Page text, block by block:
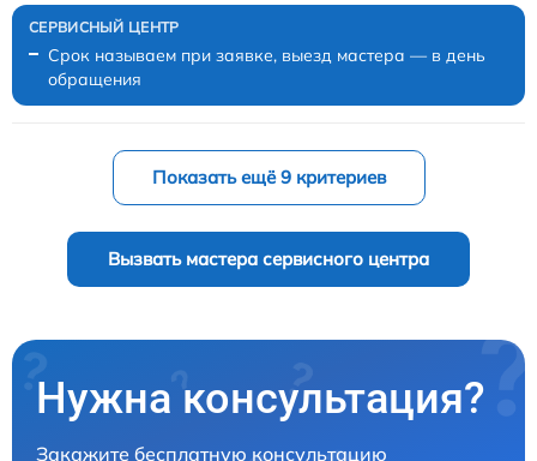
Срок называем при заявке, выезд мастера — в день
обращения
Показать ещё 9 критериев
Вызвать мастера сервисного центра
Нужна консультация?
Закажите бесплатную консультацию